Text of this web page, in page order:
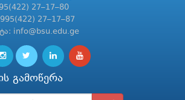
27–17–80
27–17–87
info@bsu.edu.ge
გამოწერა